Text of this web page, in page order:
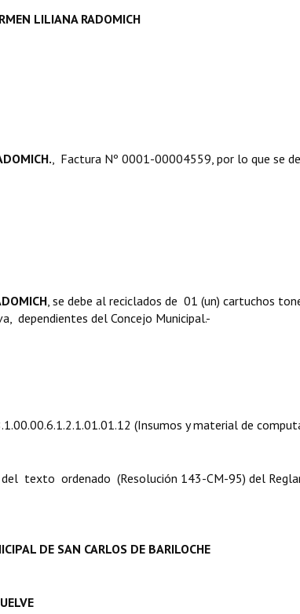
LILIANA RADOMICH
, Factura Nº 0001-00004559, por lo que se
, se debe al reciclados de 01 (un) cartuchos
dependientes del Concejo Municipal.-
(Insumos y material de
del texto ordenado (Resolución 143-CM-95) del
DE SAN CARLOS DE BARILOCHE